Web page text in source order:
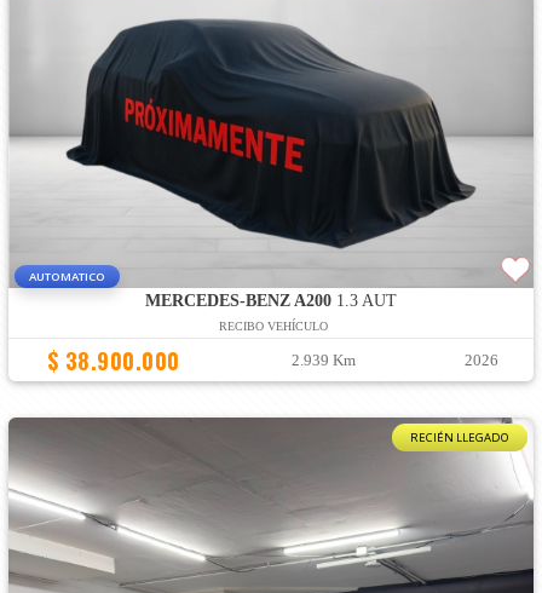
AUTOMATICO
MERCEDES-BENZ A2001.3 AUT
RECIBO VEHÍCULO
$ 38.900.000 2.939 Km 2026
RECIÉN LLEGADO